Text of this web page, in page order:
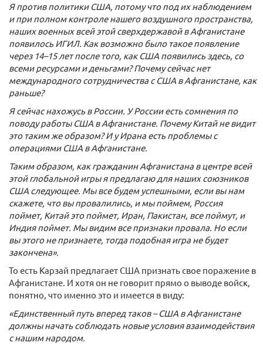
Я против политики США, потому что под их наблюдением
и при полном контроле нашего воздушного пространства,
наших военных всей этой сверхдержавой в Афганистане
появилось ИГИЛ. Как возможно было такое появление
через 14–15 лет после того, как США появились здесь, со
всеми ресурсами и деньгами? Почему сейчас нет
международного сотрудничества с США в Афганистане, как
раньше?
Я сейчас нахожусь в России. У России есть сомнения по
поводу работы США в Афганистане. Почему Китай не видит
это таким же образом? И у Ирана есть проблемы с
операциями США в Афганистане.
Таким образом, как гражданин Афганистана в центре всей
этой глобальной игры я предлагаю для наших союзников
США следующее. Мы все будем успешными, если вы нам
скажете, что вы провалились, и мы поймем, Россия
поймет, Китай это поймет, Иран, Пакистан, все поймут, и
Индия поймет. Мы видим все признаки провала. Но если
вы этого не признаете, тогда подобная игра не будет
закончена».
То есть Карзай предлагает США признать свое поражение в
Афганистане. И хотя он не говорит прямо о выводе войск,
понятно, что именно это и имеется в виду:
«Единственный путь вперед таков – США в Афганистане
должны начать соблюдать новые условия взаимодействия
с нашим народом.